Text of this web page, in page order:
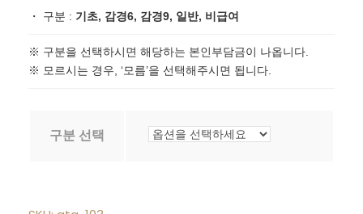
・ 구분 : 기초, 감경6, 감경9, 일반, 비급여
※ 구분을 선택하시면 해당하는 본인부담금이 나옵니다.
※ 모르시는 경우, ‘모름’을 선택해주시면 됩니다.
구분 선택